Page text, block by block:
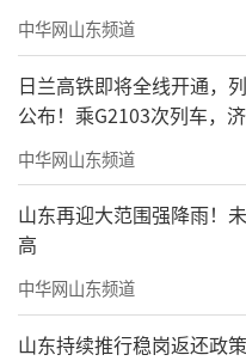
中华网山东频道
日兰高铁即将全线开通，
公布！乘G2103次列车，
时到达
中华网山东频道
山东再迎大范围强降雨！
高
中华网山东频道
山东持续推行稳岗返还政